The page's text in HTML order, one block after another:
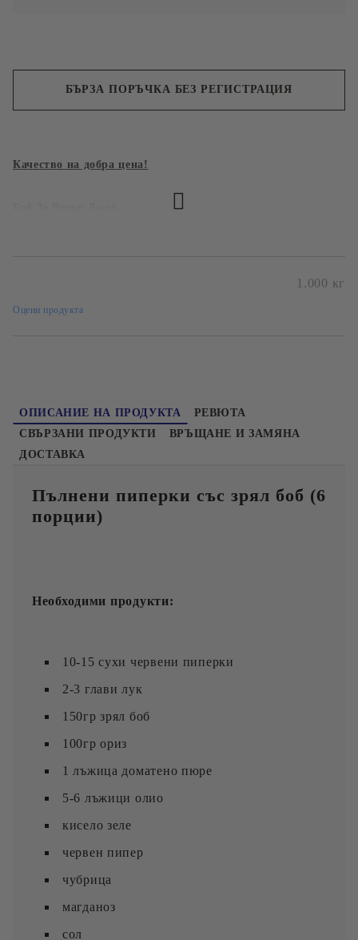
Качество на добра цена!
БЪРЗА ПОРЪЧКА БЕЗ РЕГИСТРАЦИЯ
Ние ще се свържем с вас в рамките на работния ден.
1.000 кг
Оцени продукта
ОПИСАНИЕ НА ПРОДУКТА
РЕВЮТА
СВЪРЗАНИ ПРОДУКТИ
ВРЪЩАНЕ И ЗАМЯНА
ДОСТАВКА
Пълнени пиперки със зрял боб (6
порции)
Необходими продукти:
10-15 сухи червени пиперки
2-3 глави лук
150гр зрял боб
100гр ориз
1 лъжица доматено пюре
5-6 лъжици олио
кисело зеле
червен пипер
чубрица
магданоз
сол